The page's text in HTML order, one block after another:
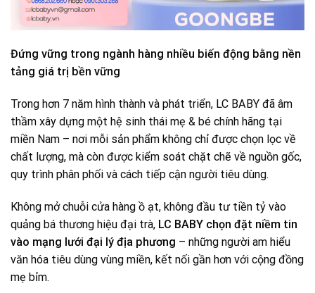
Đứng vững trong ngành hàng nhiều biến động bằng nền
tảng giá trị bền vững
Trong hơn 7 năm hình thành và phát triển, LC BABY đã âm
thầm xây dựng một hệ sinh thái mẹ & bé chính hãng tại
miền Nam – nơi mỗi sản phẩm không chỉ được chọn lọc về
chất lượng, mà còn được kiểm soát chặt chẽ về nguồn gốc,
quy trình phân phối và cách tiếp cận người tiêu dùng.
Không mở chuỗi cửa hàng ồ ạt, không đầu tư tiền tỷ vào
quảng bá thương hiệu đại trà, LC BABY chọn đặt niềm tin
vào mạng lưới đại lý địa phương – những người am hiểu
văn hóa tiêu dùng vùng miền, kết nối gần hơn với cộng đồng
mẹ bỉm.